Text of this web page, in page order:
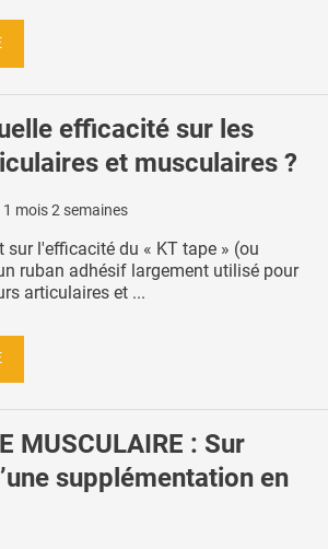
efficacité sur les
et musculaires ?
1 mois 2 semaines
sur l'efficacité du « KT tape » (ou
ruban adhésif largement utilisé pour
articulaires et ...
MUSCULAIRE : Sur
supplémentation en